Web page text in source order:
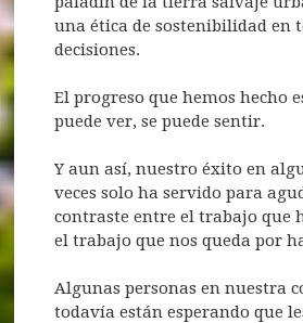
una ética de sostenibilidad en
decisiones.
El progreso que hemos hecho
puede ver, se puede sentir.
Y aun así, nuestro éxito en
veces solo ha servido para
contraste entre el trabajo que
el trabajo que nos queda por
Algunas personas en nuestra
todavía están esperando que